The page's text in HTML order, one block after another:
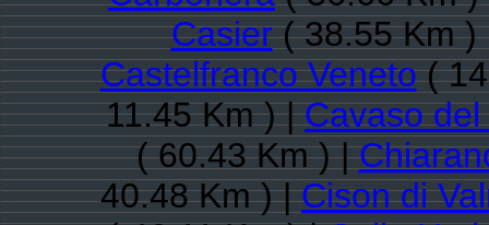
Casier( 38.55 Km
Castelfranco Veneto(
11.45 Km ) |Cavaso del
( 60.43 Km ) |
40.48 Km ) |Cison di